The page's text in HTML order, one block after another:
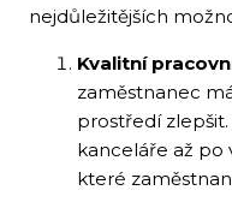
nejdůležitějších
Kvalitní
zaměstnanec
prostředí
kanceláře až po
které